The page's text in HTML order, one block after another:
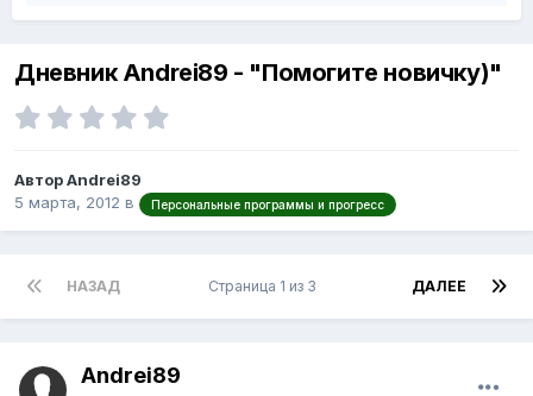
Дневник Andrei89 - "Помогите новичку)"
Автор Andrei89
5 марта, 2012 в Персональные программы и прогресс
НАЗАД ДАЛЕЕ
Страница 1 из 3
Andrei89